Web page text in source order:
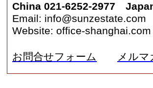
China 021-6252-2977
Email: info@sunzestate.com
Website: office-shanghai.com
お問合せフォーム メルマ